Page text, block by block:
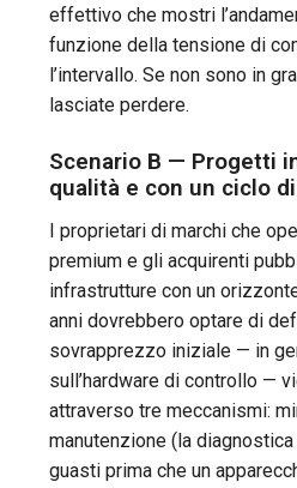
effettivo che mostri
funzione della tensione di
l’intervallo. Se non sono in
lasciate perdere.
Scenario B — Progetti
qualità e con un ciclo
I proprietari di marchi che
premium e gli acquirenti
infrastrutture con un
anni dovrebbero optare di
sovrapprezzo iniziale — in
sull’hardware di controllo —
attraverso tre meccanismi:
manutenzione (la
guasti prima che un